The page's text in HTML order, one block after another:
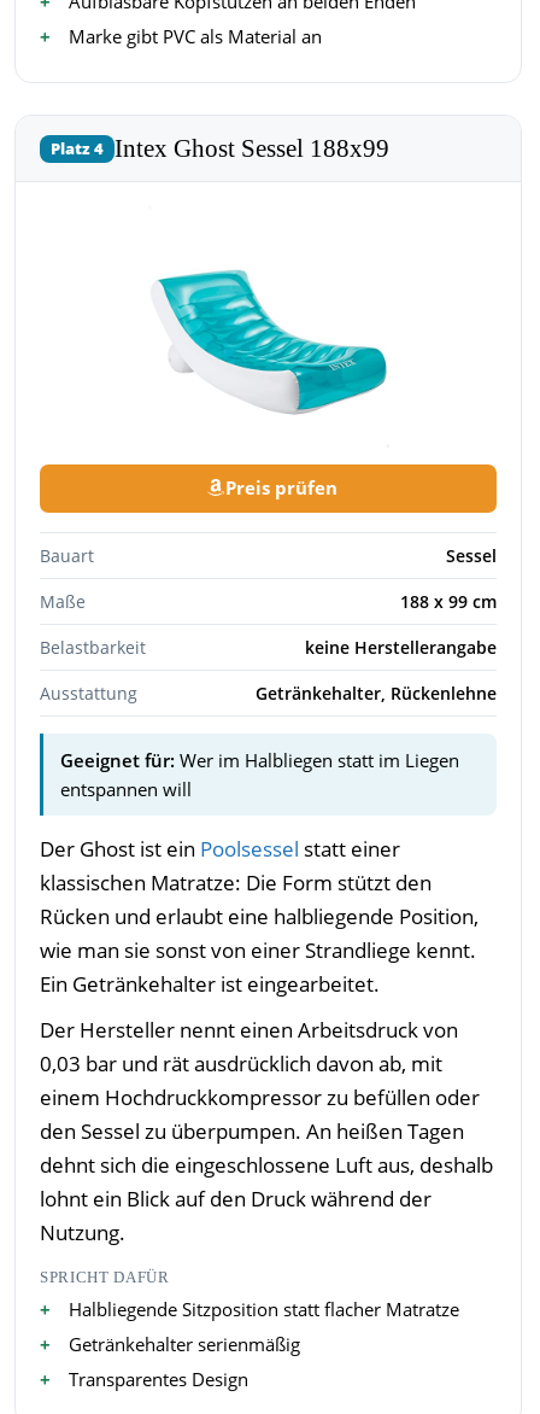
Marke gibt PVC als Material an
Platz 4 Intex Ghost Sessel 188x99
Preis prüfen
Bauart
Sessel
Maße
188 x 99 cm
Belastbarkeit
keine Herstellerangabe
Ausstattung
Getränkehalter, Rückenlehne
Geeignet für: Wer im Halbliegen statt im Liegen
entspannen will
Der Ghost ist ein Poolsessel statt einer
klassischen Matratze: Die Form stützt den
Rücken und erlaubt eine halbliegende Position,
wie man sie sonst von einer Strandliege kennt.
Ein Getränkehalter ist eingearbeitet.
Der Hersteller nennt einen Arbeitsdruck von
0,03 bar und rät ausdrücklich davon ab, mit
einem Hochdruckkompressor zu befüllen oder
den Sessel zu überpumpen. An heißen Tagen
dehnt sich die eingeschlossene Luft aus, deshalb
lohnt ein Blick auf den Druck während der
Nutzung.
SPRICHT DAFÜR
Halbliegende Sitzposition statt flacher Matratze
Getränkehalter serienmäßig
Transparentes Design